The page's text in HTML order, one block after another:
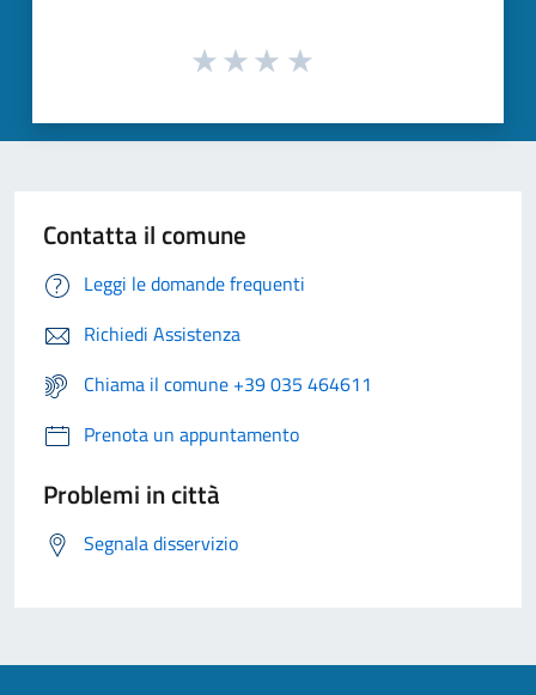
Contatta il comune
Leggi le domande frequenti
Richiedi Assistenza
Chiama il comune +39 035 464611
Prenota un appuntamento
Problemi in città
Segnala disservizio